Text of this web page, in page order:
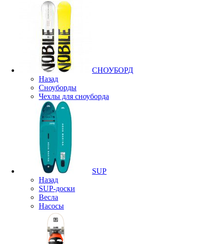
СНОУБОРД
Назад
Сноуборды
Чехлы для сноуборда
SUP
Назад
SUP-доски
Весла
Насосы